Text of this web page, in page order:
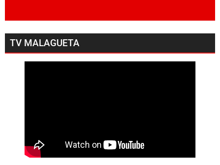
TV MALAGUETA